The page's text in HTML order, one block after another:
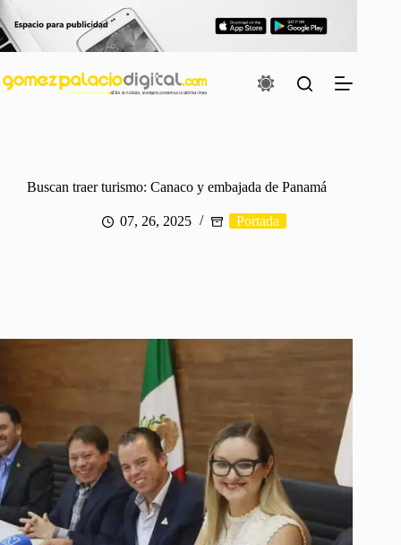
al
contenido
Buscan traer turismo: Canaco y embajada de Panamá
07, 26, 2025 Portada